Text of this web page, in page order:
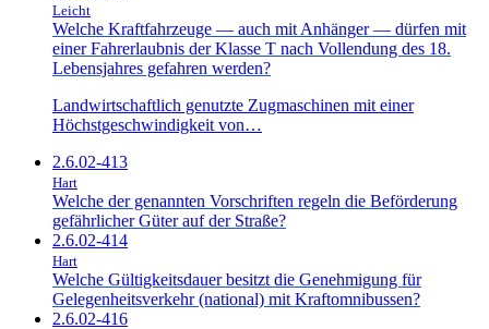
Leicht
Welche Kraftfahrzeuge — auch mit Anhänger — dürfen mit
einer Fahrerlaubnis der Klasse T nach Vollendung des 18.
Lebensjahres gefahren werden?
Landwirtschaftlich genutzte Zugmaschinen mit einer
Höchstgeschwindigkeit von…
2.6.02-413
Hart
Welche der genannten Vorschriften regeln die Beförderung
gefährlicher Güter auf der Straße?
2.6.02-414
Hart
Welche Gültigkeitsdauer besitzt die Genehmigung für
Gelegenheitsverkehr (national) mit Kraftomnibussen?
2.6.02-416